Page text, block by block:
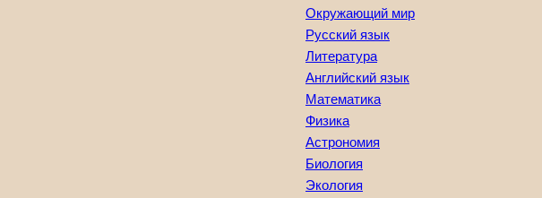
Окружающий мир
Русский язык
Литература
Английский язык
Математика
Физика
Астрономия
Биология
Экология